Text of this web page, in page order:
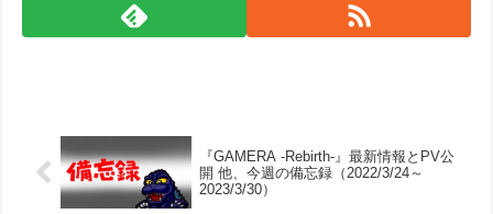
『GAMERA -Rebirth-』最新情報とPV公
開 他、今週の備忘録（2022/3/24～
2023/3/30）